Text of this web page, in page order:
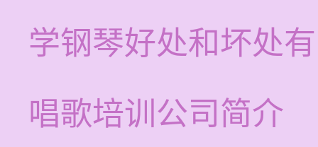
学钢琴好处和坏处
唱歌培训公司简介